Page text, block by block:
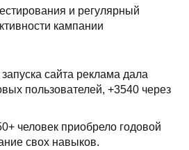
и регулярный
кампании
сайта реклама дала
пользователей, +3540 через
человек приобрело годовой
свох навыков.